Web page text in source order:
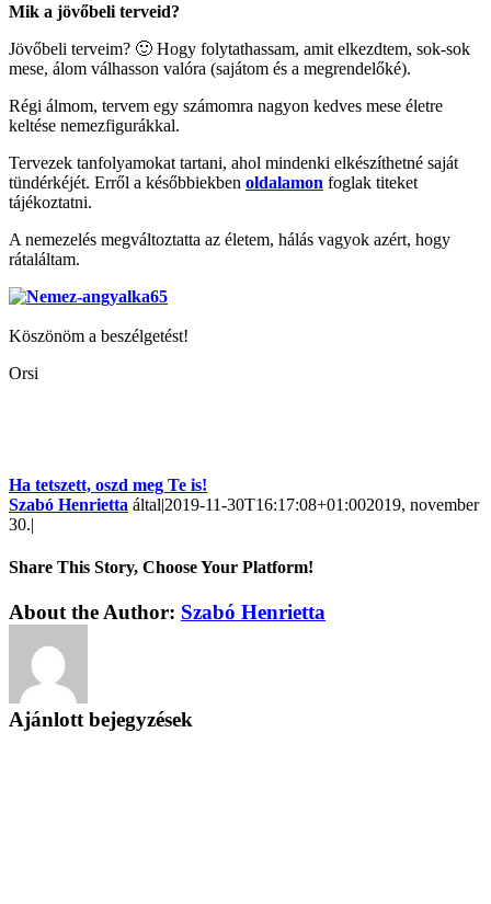
Mik a jövőbeli terveid?
Jövőbeli terveim? 🙂 Hogy folytathassam, amit elkezdtem, sok-sok
mese, álom válhasson valóra (sajátom és a megrendelőké).
Régi álmom, tervem egy számomra nagyon kedves mese életre
keltése nemezfigurákkal.
Tervezek tanfolyamokat tartani, ahol mindenki elkészíthetné saját
tündérkéjét. Erről a későbbiekben oldalamon foglak titeket
tájékoztatni.
A nemezelés megváltoztatta az életem, hálás vagyok azért, hogy
rátaláltam.
Köszönöm a beszélgetést!
Orsi
Ha tetszett, oszd meg Te is!
Szabó Henrietta által|2019-11-30T16:17:08+01:002019, november
30.|
Share This Story, Choose Your Platform!
About the Author: Szabó Henrietta
Ajánlott bejegyzések